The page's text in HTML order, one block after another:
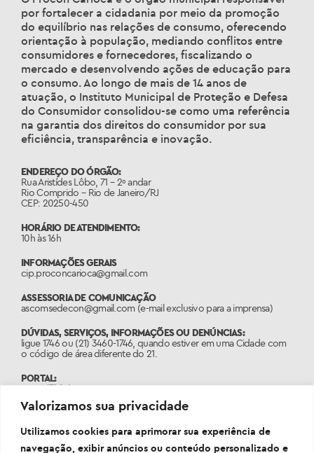
Valorizamos sua privacidade
Utilizamos cookies para aprimorar sua experiência de
navegação, exibir anúncios ou conteúdo personalizado e
por fortalecer a cidadania por meio da promoção
do equilíbrio nas relações de consumo, oferecendo
orientação à população, mediando conflitos entre
consumidores e fornecedores, fiscalizando o
mercado e desenvolvendo ações de educação para
o consumo. Ao longo de mais de 14 anos de
atuação, o Instituto Municipal de Proteção e Defesa
do Consumidor consolidou-se como uma referência
na garantia dos direitos do consumidor por sua
eficiência, transparência e inovação.
ENDEREÇO DO ÓRGÃO:
Rua Aristídes Lôbo, 71 – 2º andar
Rio Comprido – Rio de Janeiro/RJ
CEP: 20250-450
HORÁRIO DE ATENDIMENTO:
10h às 16h
INFORMAÇÕES GERAIS
cip.proconcarioca@gmail.com
ASSESSORIA DE COMUNICAÇÃO
ascomsedecon@gmail.com (e-mail exclusivo para a imprensa)
DÚVIDAS, SERVIÇOS, INFORMAÇÕES OU DENÚNCIAS:
ligue 1746 ou (21) 3460-1746, quando estiver em uma Cidade com
o código de área diferente do 21.
PORTAL:
www.1746.rio
Termo de Colaboração